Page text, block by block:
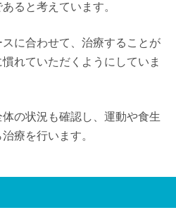
ると考えています。
に合わせて、治療することが
れていただくようにしていま
の状況も確認し、運動や食生
療を行います。